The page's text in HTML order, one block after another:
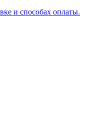
и способах оплаты.